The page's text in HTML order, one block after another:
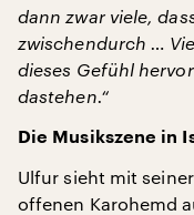
dann zwar viele,
zwischendurch …
dieses Gefühl
dastehen.“
Die Musikszene in
Ulfur sieht mit
offenen Karohemd